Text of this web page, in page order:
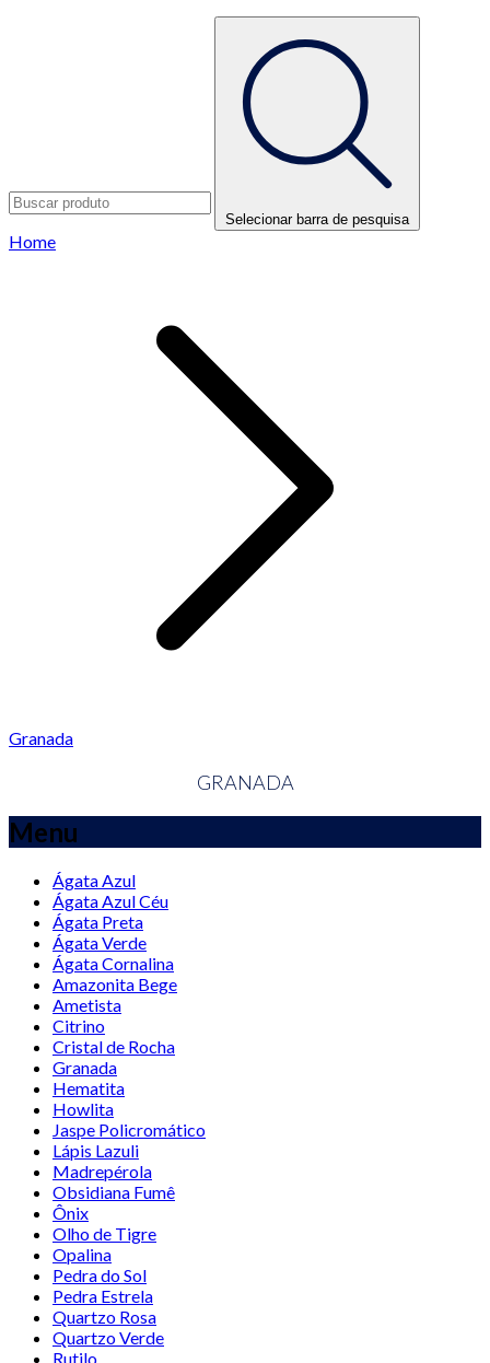
Selecionar barra de pesquisa
Home
Granada
GRANADA
Menu
Ágata Azul
Ágata Azul Céu
Ágata Preta
Ágata Verde
Ágata Cornalina
Amazonita Bege
Ametista
Citrino
Cristal de Rocha
Granada
Hematita
Howlita
Jaspe Policromático
Lápis Lazuli
Madrepérola
Obsidiana Fumê
Ônix
Olho de Tigre
Opalina
Pedra do Sol
Pedra Estrela
Quartzo Rosa
Quartzo Verde
Rutilo